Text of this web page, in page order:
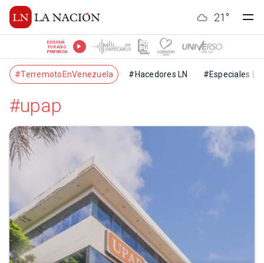
21 °
ESCUCHÁ
TU RADIO
PREFERIDA
#TerremotoEnVenezuela #Hacedores LN #Especiales LN
#upap